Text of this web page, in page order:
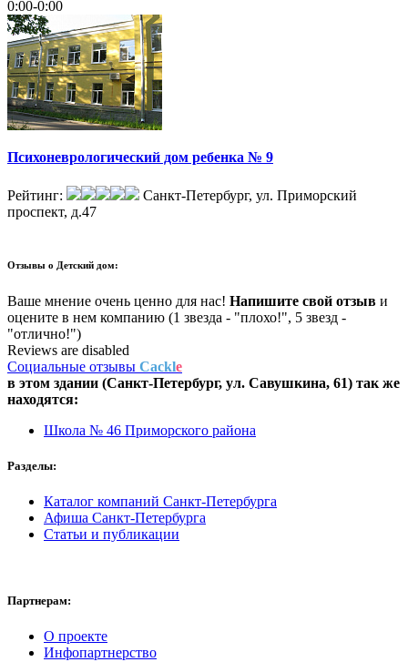
0:00-0:00
Психоневрологический дом ребенка № 9
Рейтинг:
Санкт-Петербург, ул. Приморский
проспект, д.47
Отзывы о Детский дом:
Ваше мнение очень ценно для нас! Напишите свой отзыв и
оцените в нем компанию (1 звезда - "плохо!", 5 звезд -
"отлично!")
Reviews are disabled
Социальные отзывы Cackle
в этом здании (Санкт-Петербург, ул. Савушкина, 61) так же
находятся:
Школа № 46 Приморского района
Разделы:
Каталог компаний Санкт-Петербурга
Афиша Санкт-Петербурга
Статьи и публикации
Партнерам:
О проекте
Инфопартнерство